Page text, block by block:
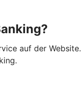
auf der Website.